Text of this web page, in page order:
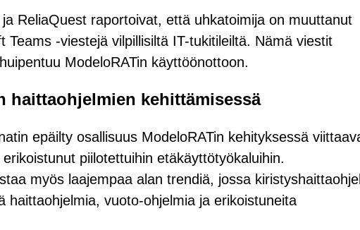
ReliaQuest raportoivat, että uhkatoimija on muuttanut
-viestejä vilpillisiltä IT-tukitileiltä. Nämä viestit
ModeloRATin käyttöönottoon.
haittaohjelmien kehittämisessä
epäilty osallisuus ModeloRATin kehityksessä
piilotettuihin etäkäyttötyökaluihin.
myös laajempaa alan trendiä, jossa
haittaohjelmia, vuoto-ohjelmia ja erikoistuneita